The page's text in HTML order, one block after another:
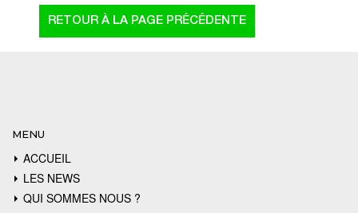
MENU
ACCUEIL
LES NEWS
QUI SOMMES NOUS ?